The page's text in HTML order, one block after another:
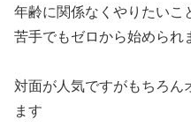
年齢に関係なくやりたいこ
苦手でもゼロから始められ
対面が人気ですがもちろん
ます